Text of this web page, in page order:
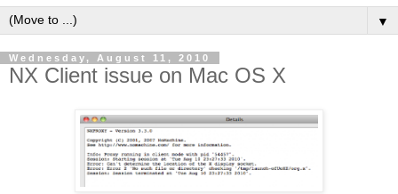
▼
Wednesday, August 11, 2010
NX Client issue on Mac OS X